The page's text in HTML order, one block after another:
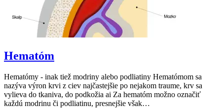
Hematóm
Hematómy - inak tiež modriny alebo podliatiny Hematómom sa
nazýva výron krvi z ciev najčastejšie po nejakom traume, krv sa
vylieva do tkaniva, do podkožia ai Za hematóm možno označiť
každú modrinu či podliatinu, presnejšie však…